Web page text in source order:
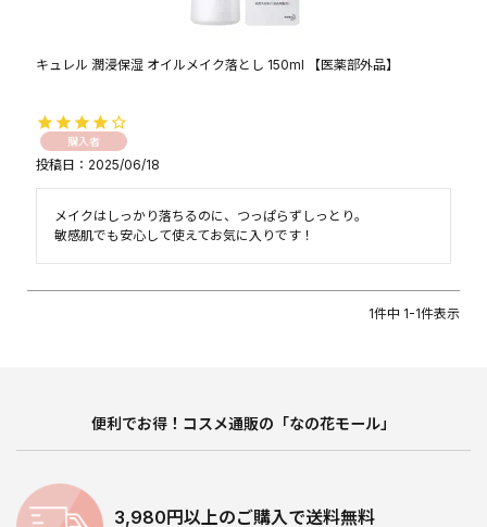
キュレル 潤浸保湿 オイルメイク落とし 150ml 【医薬部外品】
購入者
投稿日 2025/06/18
メイクはしっかり落ちるのに、つっぱらずしっとり。
敏感肌でも安心して使えてお気に入りです！
1件中 1-1件表示
便利でお得！コスメ通販の「なの花モール」
3,980円以上のご購入で送料無料